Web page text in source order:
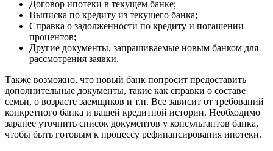
Договор ипотеки в текущем банке;
Выписка по кредиту из текущего банка;
Справка о задолженности по кредиту и погашении
процентов;
Другие документы, запрашиваемые новым банком для
рассмотрения заявки.
Также возможно, что новый банк попросит предоставить
дополнительные документы, такие как справки о составе
семьи, о возрасте заемщиков и т.п. Все зависит от требований
конкретного банка и вашей кредитной истории. Необходимо
заранее уточнить список документов у консультантов банка,
чтобы быть готовым к процессу рефинансирования ипотеки.